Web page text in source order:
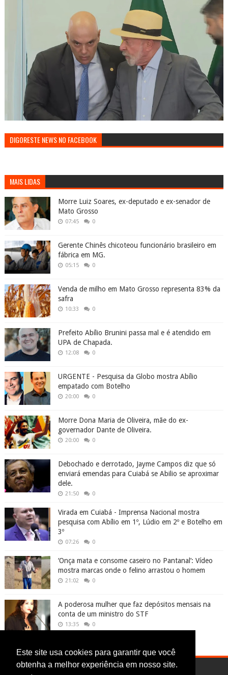
Este site usa cookies para garantir que você
obtenha a melhor experiência em nosso site.
DIGORESTE NEWS NO FACEBOOK
MAIS LIDAS
Morre Luiz Soares, ex-deputado e ex-senador de
Mato Grosso
07:45 0
Gerente Chinês chicoteou funcionário brasileiro em
fábrica em MG.
05:15 0
Venda de milho em Mato Grosso representa 83% da
safra
10:33 0
Prefeito Abílio Brunini passa mal e é atendido em
UPA de Chapada.
12:08 0
URGENTE - Pesquisa da Globo mostra Abílio
empatado com Botelho
20:00 0
Morre Dona Maria de Oliveira, mãe do ex-
governador Dante de Oliveira.
20:00 0
Debochado e derrotado, Jayme Campos diz que só
enviará emendas para Cuiabá se Abilio se aproximar
dele.
21:50 0
Virada em Cuiabá - Imprensa Nacional mostra
pesquisa com Abílio em 1º, Lúdio em 2º e Botelho em
3º
07:26 0
‘Onça mata e consome caseiro no Pantanal’: Vídeo
mostra marcas onde o felino arrastou o homem
21:02 0
A poderosa mulher que faz depósitos mensais na
conta de um ministro do STF
13:35 0